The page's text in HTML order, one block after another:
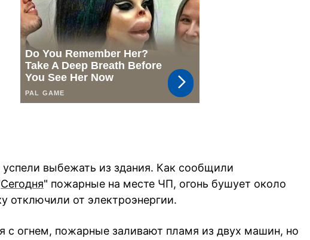
выбежать из здания. Как сообщили
Сегодня" пожарные на месте ЧП, огонь бушует около
отключили от электроэнергии.
с огнем, пожарные заливают пламя из двух машин, но